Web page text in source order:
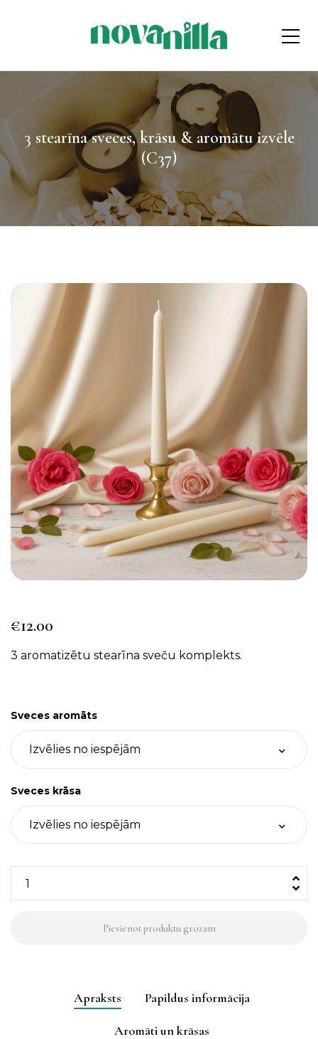
3 stearīna sveces, krāsu & aromātu izvēle
(C37)
€12.00
3 aromatizētu stearīna sveču komplekts.
Sveces aromāts
Sveces krāsa
Pievienot produktu grozam
Apraksts Papildus informācija
Aromāti un krāsas